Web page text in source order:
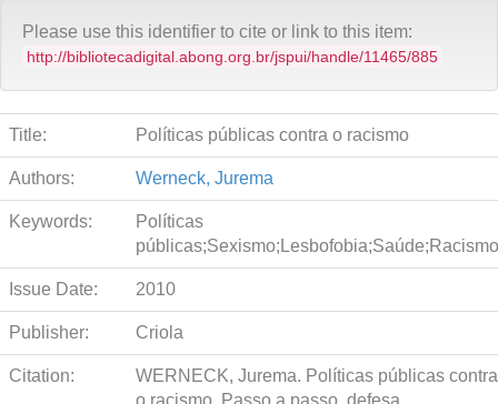
Please use this identifier to cite or link to this item:
http://bibliotecadigital.abong.org.br/jspui/handle/11465/885
Title: Políticas públicas contra o racismo
Authors: Werneck, Jurema
Keywords:
Políticas
públicas;Sexismo;Lesbofobia;Saúde;Racismo
Issue Date: 2010
Publisher: Criola
Citation:
WERNECK, Jurema. Políticas públicas contra
o racismo. Passo a passo, defesa,